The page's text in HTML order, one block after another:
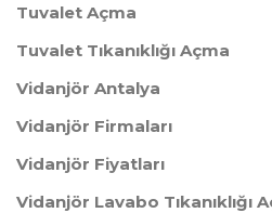
Tuvalet Açma
Tuvalet Tıkanıklığı Açma
Vidanjör Antalya
Vidanjör Firmaları
Vidanjör Fiyatları
Vidanjör Lavabo Tıkanıklığı